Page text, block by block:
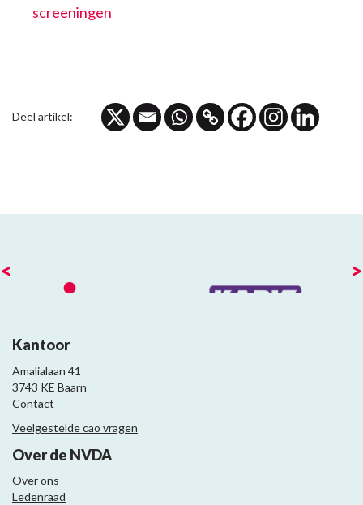
screeningen
Deel artikel:
< >
Kantoor
Amalialaan 41
3743 KE Baarn
Contact
Veelgestelde cao vragen
Over de NVDA
Over ons
Ledenraad